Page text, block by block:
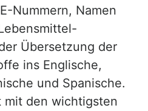
Nummern, Namen
Übersetzung der
ins Englische,
und Spanische.
mit den wichtigsten